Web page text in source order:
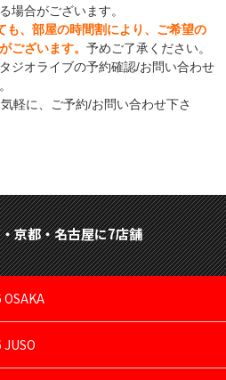
場合がございます。
も、部屋の時間割により、ご希望の
ございます。予めご了承ください。
ジオライブの予約確認/お問い合わせ
軽に、ご予約/お問い合わせ下さ
京都・名古屋に7店舗